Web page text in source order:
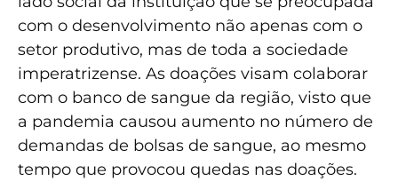
com o desenvolvimento não apenas com o
setor produtivo, mas de toda a sociedade
imperatrizense. As doações visam colaborar
com o banco de sangue da região, visto que
a pandemia causou aumento no número de
demandas de bolsas de sangue, ao mesmo
tempo que provocou quedas nas doações.